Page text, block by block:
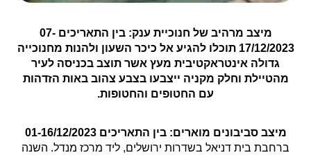
מיצב מרהיב של חנוכיית ענק: בין התאריכים 07-
17/12/2023 תוכלו להגיע אל כיכר השעון ולהנות מחנוכייה
גדולה אינטראקטיבית מעץ אשר תוצב בכניסה לעיר
מהטיילת וחלק מקניה ייצבעו בצבע צהוב באות הזדהות
עם החטופים והחטופות.
מיצב סביבונים מוארים: בין התאריכים 01-16/12/2023
ברחבת בית דניאל בשדרות ירושלים, ליד מרכז מנדל. השנה